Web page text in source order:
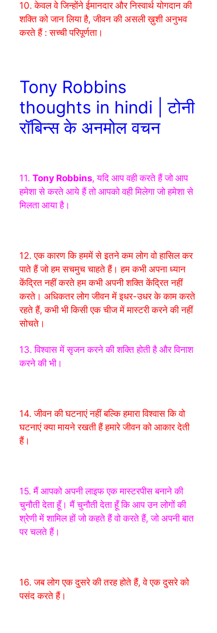
10. केवल वे जिन्होंने ईमानदार और निस्वार्थ योगदान की
शक्ति को जान लिया है, जीवन की असली ख़ुशी अनुभव
करते हैं : सच्ची परिपूर्णता।
Tony Robbins
thoughts in hindi | टोनी
रॉबिन्स के अनमोल वचन
11. Tony Robbins,यदि आप वही करते हैं जो आप
हमेशा से करते आये हैं तो आपको वही मिलेगा जो हमेशा से
मिलता आया है।
12. एक कारण कि हममें से इतने कम लोग वो हासिल कर
पाते हैं जो हम सचमुच चाहते हैं। हम कभी अपना ध्यान
केंद्रित नहीं करते हम कभी अपनी शक्ति केंद्रित नहीं
करते। अधिकतर लोग जीवन में इधर-उधर के काम करते
रहते हैं, कभी भी किसी एक चीज में मास्टरी करने की नहीं
सोचते।
13. विश्वास में सृजन करने की शक्ति होती है और विनाश
करने की भी।
14. जीवन की घटनाएं नहीं बल्कि हमारा विश्वास कि वो
घटनाएं क्या मायने रखती हैं हमारे जीवन को आकार देती
हैं।
15. मैं आपको अपनी लाइफ एक मास्टरपीस बनाने की
चुनौती देता हूँ। मैं चुनौती देता हूँ कि आप उन लोगों की
श्रेणी में शामिल हों जो कहते हैं वो करते हैं, जो अपनी बात
पर चलते हैं।
16. जब लोग एक दुसरे की तरह होते हैं, वे एक दुसरे को
पसंद करते हैं।